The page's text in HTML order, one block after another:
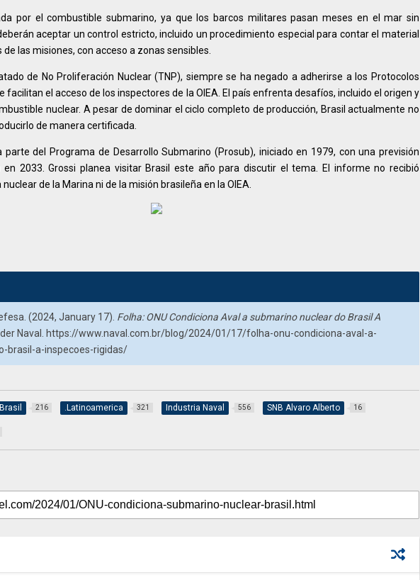
por el combustible submarino, ya que los barcos militares pasan meses en el mar sin
aceptar un control estricto, incluido un procedimiento especial para contar el material
las misiones, con acceso a zonas sensibles.
de No Proliferación Nuclear (TNP), siempre se ha negado a adherirse a los Protocolos
facilitan el acceso de los inspectores de la OIEA. El país enfrenta desafíos, incluido el origen y
nuclear. A pesar de dominar el ciclo completo de producción, Brasil actualmente no
de manera certificada.
del Programa de Desarrollo Submarino (Prosub), iniciado en 1979, con una previsión
2033. Grossi planea visitar Brasil este año para discutir el tema. El informe no recibió
de la Marina ni de la misión brasileña en la OIEA.
(2024, January 17). Folha: ONU Condiciona Aval a submarino nuclear do Brasil A
Naval. https://www.naval.com.br/blog/2024/01/17/folha-onu-condiciona-aval-a-
brasil-a-inspecoes-rigidas/
216 .Latinoamerica 321 Industria Naval 556 SNB Alvaro Alberto 16